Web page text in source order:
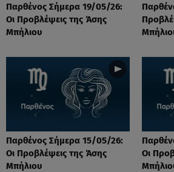
Παρθένος Σήμερα 19/05/26:
Οι Προβλέψεις της Άσης
Μπήλιου
Παρθένος Σήμερα 15/05/26:
Οι Προβλέψεις της Άσης
Μπήλιου
Οι